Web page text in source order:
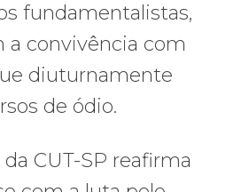
fundamentalistas,
a convivência com
diuturnamente
de ódio.
CUT-SP reafirma